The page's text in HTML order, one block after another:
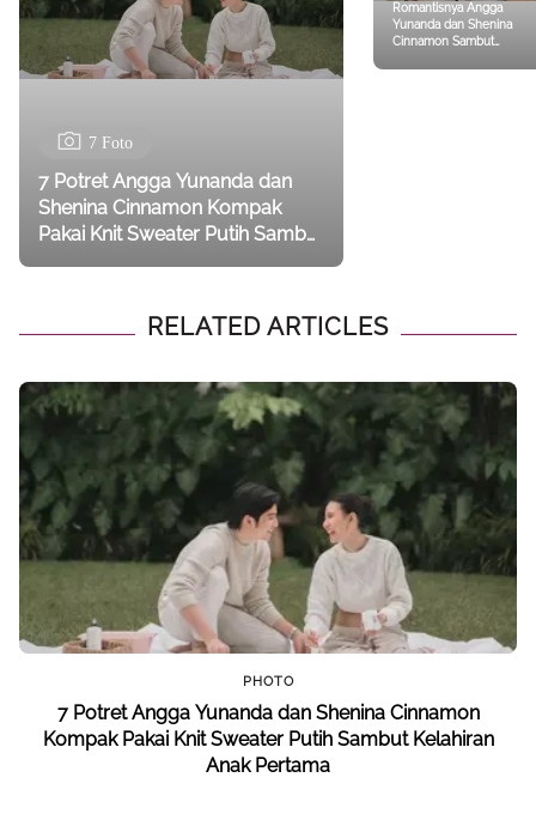
7 Foto
7 Potret Angga Yunanda dan
Shenina Cinnamon Kompak
Pakai Knit Sweater Putih Sambut
Romantisnya Angga
Yunanda dan Shenina
Cinnamon Sambut
RELATED ARTICLES
PHOTO
7 Potret Angga Yunanda dan Shenina Cinnamon
Kompak Pakai Knit Sweater Putih Sambut Kelahiran
Anak Pertama